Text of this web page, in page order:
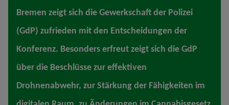
Bremen zeigt sich die Gewerkschaft der Polizei
(GdP) zufrieden mit den Entscheidungen der
Konferenz. Besonders erfreut zeigt sich die GdP
über die Beschlüsse zur effektiven
Drohnenabwehr, zur Stärkung der Fähigkeiten im